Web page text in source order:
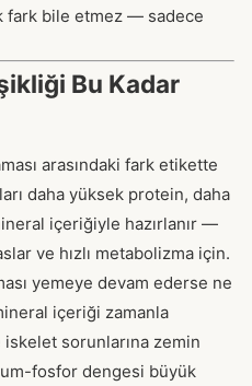
fark bile etmez — sadece
Bu Kadar
arasındaki fark etikette
daha yüksek protein, daha
içeriğiyle hazırlanır —
ve hızlı metabolizma için.
yemeye devam ederse ne
içeriği zamanla
sorunlarına zemin
fosfor dengesi büyük